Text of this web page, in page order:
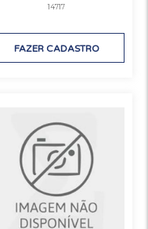
14717
FAZER CADASTRO